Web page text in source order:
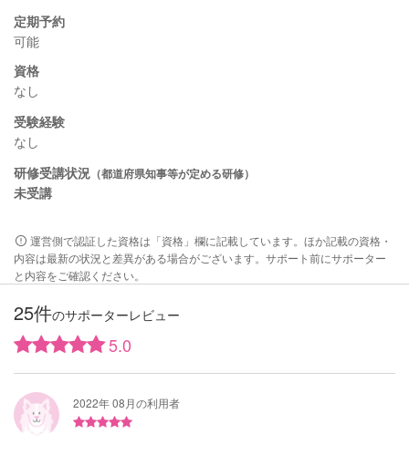
定期予約
可能
資格
なし
受験経験
なし
研修受講状況 （都道府県知事等が定める研修）
未受講
運営側で認証した資格は「資格」欄に記載しています。ほか記載の資格・
内容は最新の状況と差異がある場合がございます。サポート前にサポーター
と内容をご確認ください。
25件のサポーターレビュー
5.0
2022年 08月の利用者